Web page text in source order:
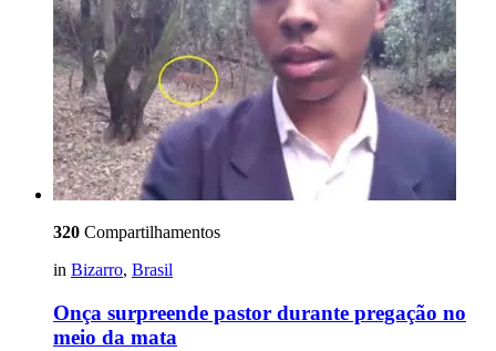
320 Compartilhamentos
in Bizarro, Brasil
Onça surpreende pastor durante pregação no
meio da mata